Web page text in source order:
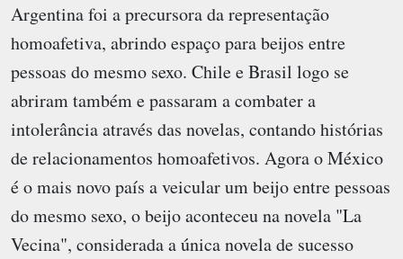
Argentina foi a precursora da representação
homoafetiva, abrindo espaço para beijos entre
pessoas do mesmo sexo. Chile e Brasil logo se
abriram também e passaram a combater a
intolerância através das novelas, contando histórias
de relacionamentos homoafetivos. Agora o México
é o mais novo país a veicular um beijo entre pessoas
do mesmo sexo, o beijo aconteceu na novela "La
Vecina", considerada a única novela de sucesso